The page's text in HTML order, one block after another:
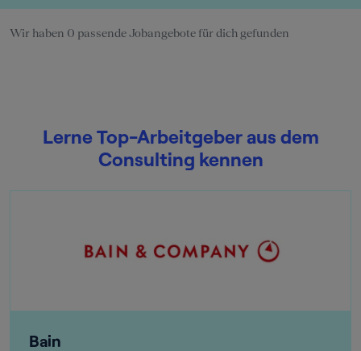
Wir haben 0 passende Jobangebote für dich gefunden
Lerne Top-Arbeitgeber aus dem
Consulting kennen
Bain